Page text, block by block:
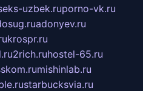
uzbek.ruporno-vk.ru
adonyev.ru
krospr.ru
2rich.ruhostel-65.ru
mishinlab.ru
starbucksvia.ru